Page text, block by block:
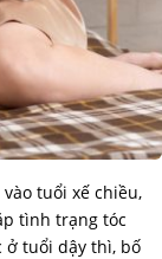
tuổi xế chiều,
tình trạng tóc
ở tuổi dậy thì, bố